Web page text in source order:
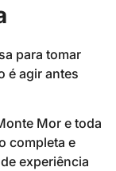
para tomar
é agir antes
Mor e toda
completa e
experiência